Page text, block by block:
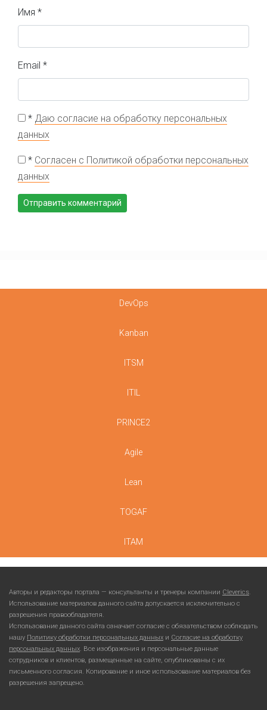
Имя *
Email *
* Даю согласие на обработку персональных
данных
* Согласен с Политикой обработки персональных
данных
DevOps
Kanban
ITSM
ITIL
PRINCE2
Agile
Lean
TOGAF
ITAM
Авторы и редакторы портала — консультанты и тренеры компании Cleverics.
Использование материалов данного сайта допускается исключительно с
разрешения правообладателя.
Использование данного сайта означает согласие с обязательством соблюдать
нашу Политику обработки персональных данных и Согласие на обработку
персональных данных. Все изображения и персональные данные
сотрудников и клиентов, размещенные на сайте, опубликованы с их
письменного согласия. Копирование и иное использование материалов без
разрешения запрещено.